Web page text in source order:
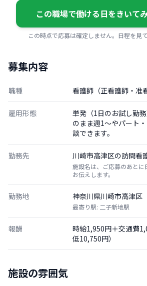
この職場で働ける日をきいて
この時点で応募は確定しません。日程を見
募集内容
職種 看護師（正看護師・准
雇用形態
単発（1日のお試し勤
のまま週1〜やパート
談できます。
勤務先 川崎市高津区の訪問看
施設名は、ご応募のあと
お伝えします。
勤務地 神奈川県川崎市高津区
最寄り駅: 二子新地駅
報酬
時給1,950円＋交通費
低10,750円）
施設の雰囲気